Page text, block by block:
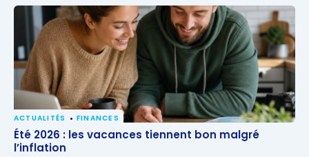
Été 2026 : les vacances tiennent bon malgré
l’inflation
ACTUALITÉS FINANCES
Été 2026 : les vacances tiennent bon malgré
l’inflation